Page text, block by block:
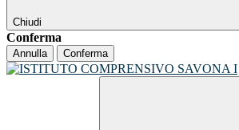
Chiudi
Conferma
Annulla Conferma